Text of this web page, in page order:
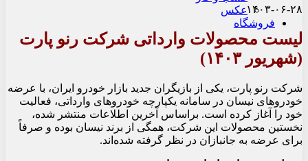
عکس
فروشگاه
۱۴۰۳-۰۶-۲۸
لیست محصولات وارداتی شرکت رنو پارت
(شهریور۱۴۰۳)
شرکت رنو پارت، یکی از بازیگران جدید بازار خودرو ایران، با عرضه
خودروهای نیسان در سامانه یکپارچه خودروهای وارداتی، فعالیت
خود را آغاز کرده است. براساس آخرین اطلاعات منتشر شده،
نخستین محصولات این شرکت، همگی از برند نیسان بوده و صرفاً
برای عرضه به جانبازان در نظر گرفته شده‌اند.